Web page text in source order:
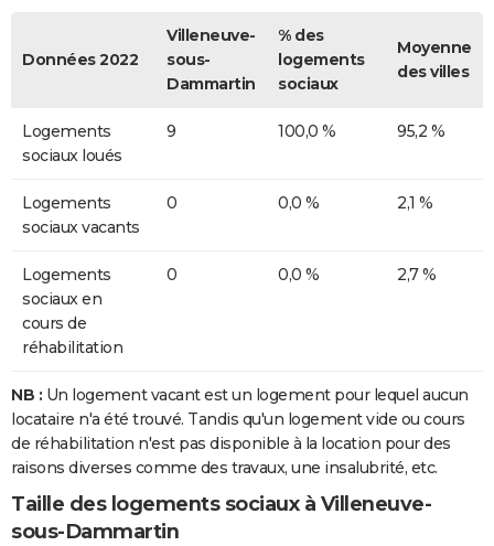
Données 2022
Villeneuve-
sous-
Dammartin
% des
logements
sociaux
Moyenne
des villes
Logements
sociaux loués
9 100,0 % 95,2 %
Logements
sociaux vacants
0 0,0 % 2,1 %
Logements
sociaux en
cours de
réhabilitation
0 0,0 % 2,7 %
NB : Un logement vacant est un logement pour lequel aucun
locataire n'a été trouvé. Tandis qu'un logement vide ou cours
de réhabilitation n'est pas disponible à la location pour des
raisons diverses comme des travaux, une insalubrité, etc.
Taille des logements sociaux à Villeneuve-
sous-Dammartin